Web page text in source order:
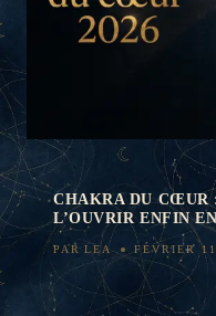
CHAKRA DU CŒUR
L’OUVRIR ENFIN
PAR LEA FÉVRIER